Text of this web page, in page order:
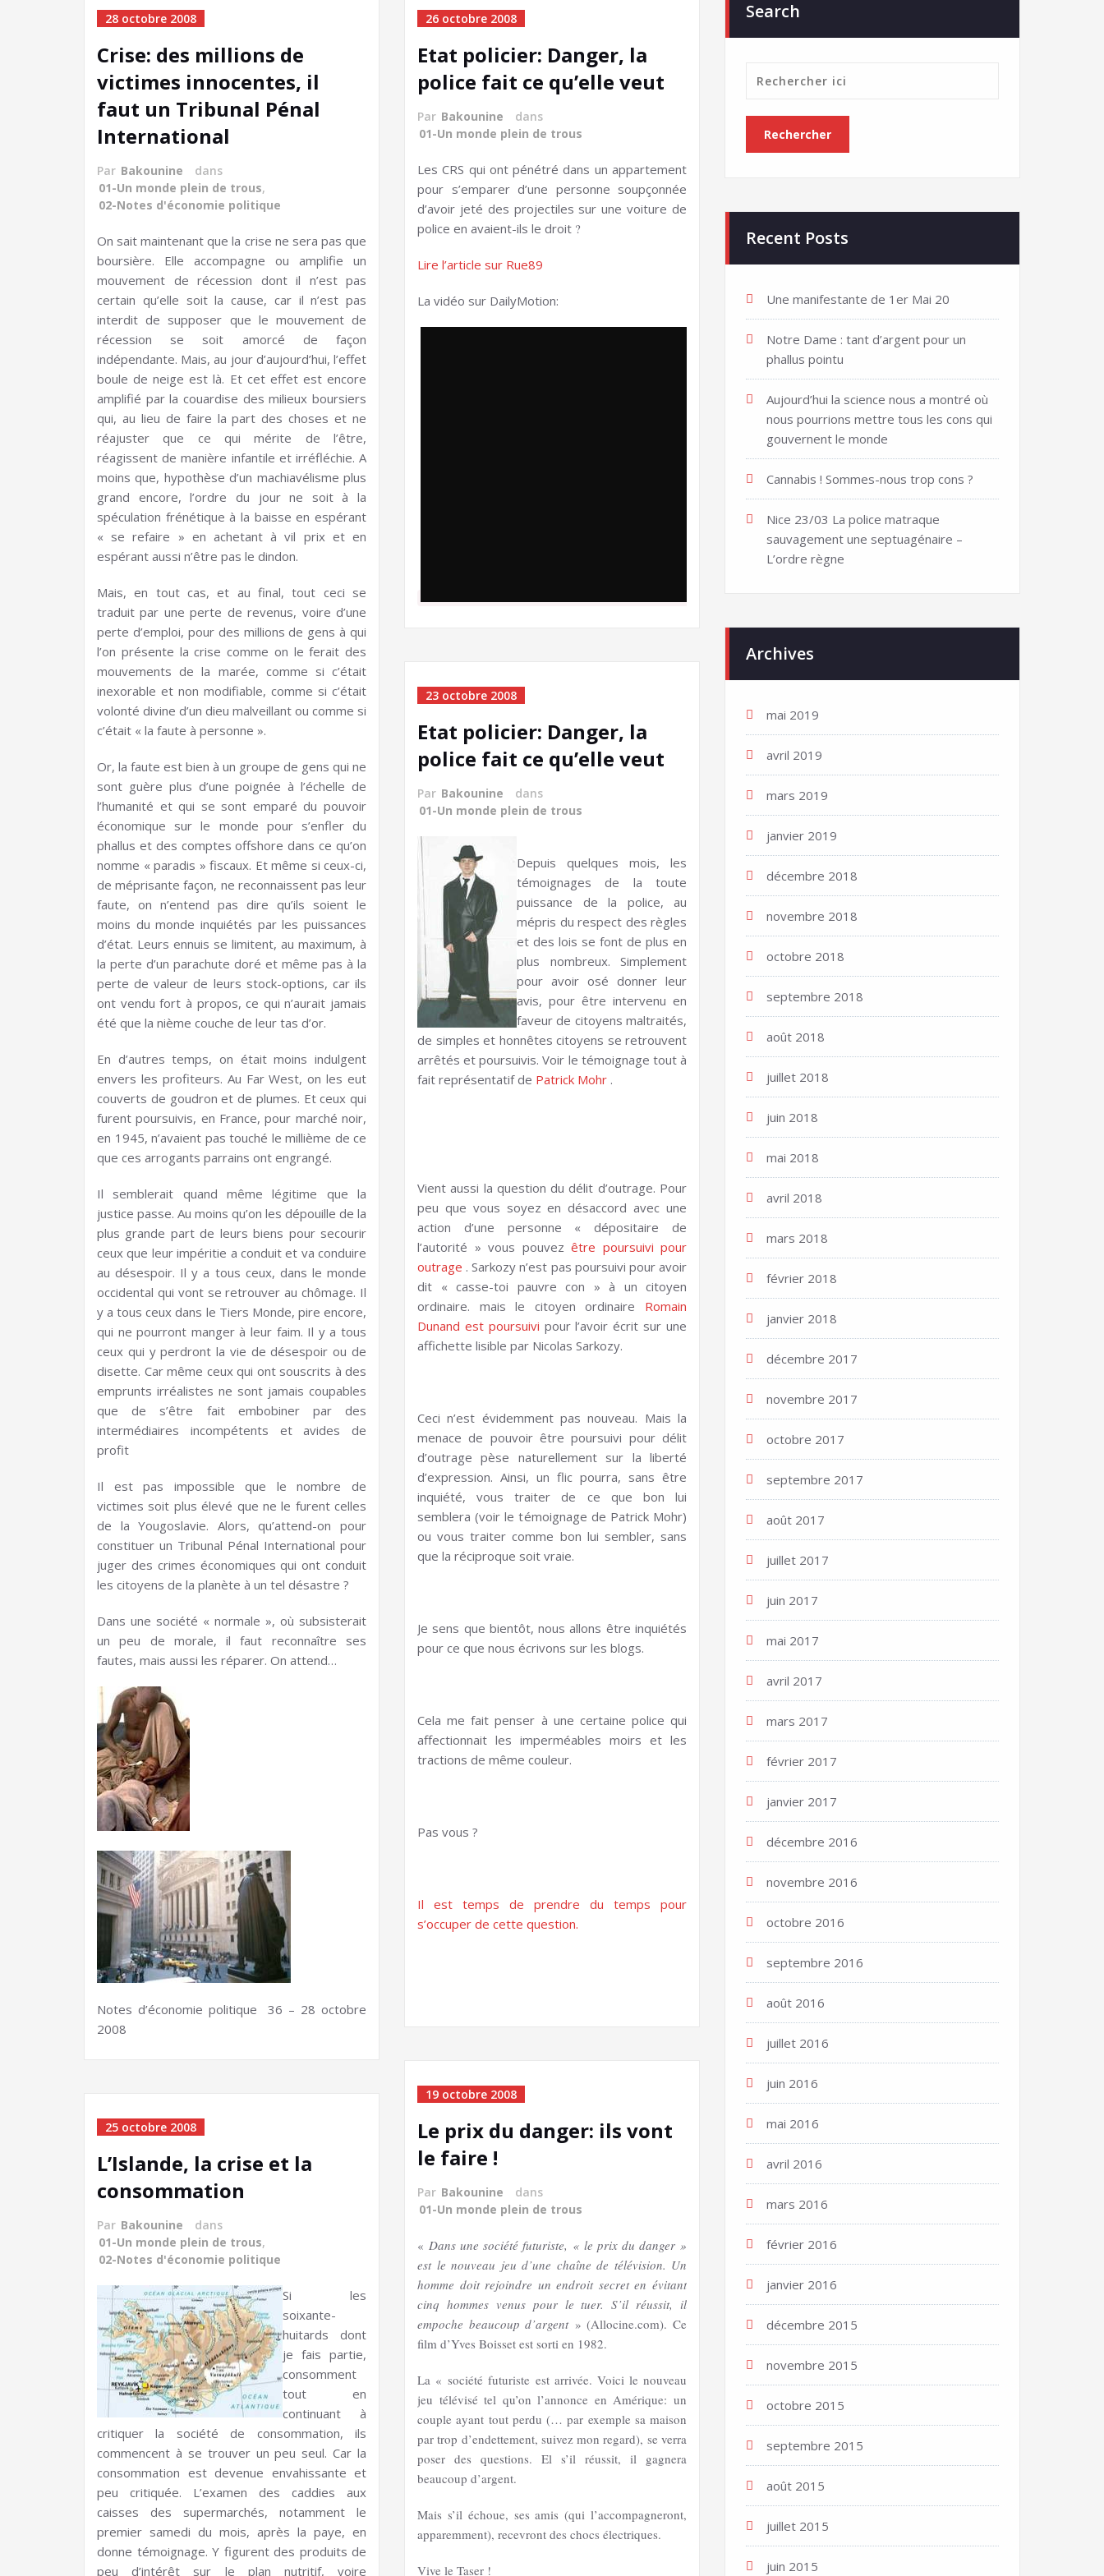
28 octobre 2008
Crise: des millions de
victimes innocentes, il
faut un Tribunal Pénal
International
Par Bakounine
dans
01-Un monde plein de trous,
02-Notes d'économie politique
On sait maintenant que la crise ne sera pas que
boursière. Elle accompagne ou amplifie un
mouvement de récession dont il n’est pas
certain qu’elle soit la cause, car il n’est pas
interdit de supposer que le mouvement de
récession se soit amorcé de façon
indépendante. Mais, au jour d’aujourd’hui, l’effet
boule de neige est là. Et cet effet est encore
amplifié par la couardise des milieux boursiers
qui, au lieu de faire la part des choses et ne
réajuster que ce qui mérite de l’être,
réagissent de manière infantile et irréfléchie. A
moins que, hypothèse d’un machiavélisme plus
grand encore, l’ordre du jour ne soit à la
spéculation frénétique à la baisse en espérant
« se refaire » en achetant à vil prix et en
espérant aussi n’être pas le dindon.
Mais, en tout cas, et au final, tout ceci se
traduit par une perte de revenus, voire d’une
perte d’emploi, pour des millions de gens à qui
l’on présente la crise comme on le ferait des
mouvements de la marée, comme si c’était
inexorable et non modifiable, comme si c’était
volonté divine d’un dieu malveillant ou comme si
c’était « la faute à personne ».
Or, la faute est bien à un groupe de gens qui ne
sont guère plus d’une poignée à l’échelle de
l’humanité et qui se sont emparé du pouvoir
économique sur le monde pour s’enfler du
phallus et des comptes offshore dans ce qu’on
nomme « paradis » fiscaux. Et même si ceux-ci,
de méprisante façon, ne reconnaissent pas leur
faute, on n’entend pas dire qu’ils soient le
moins du monde inquiétés par les puissances
d’état. Leurs ennuis se limitent, au maximum, à
la perte d’un parachute doré et même pas à la
perte de valeur de leurs stock-options, car ils
ont vendu fort à propos, ce qui n’aurait jamais
été que la nième couche de leur tas d’or.
En d’autres temps, on était moins indulgent
envers les profiteurs. Au Far West, on les eut
couverts de goudron et de plumes. Et ceux qui
furent poursuivis, en France, pour marché noir,
en 1945, n’avaient pas touché le millième de ce
que ces arrogants parrains ont engrangé.
Il semblerait quand même légitime que la
justice passe. Au moins qu’on les dépouille de la
plus grande part de leurs biens pour secourir
ceux que leur impéritie a conduit et va conduire
au désespoir. Il y a tous ceux, dans le monde
occidental qui vont se retrouver au chômage. Il
y a tous ceux dans le Tiers Monde, pire encore,
qui ne pourront manger à leur faim. Il y a tous
ceux qui y perdront la vie de désespoir ou de
disette. Car même ceux qui ont souscrits à des
emprunts irréalistes ne sont jamais coupables
que de s’être fait embobiner par des
intermédiaires incompétents et avides de
profit
Il est pas impossible que le nombre de
victimes soit plus élevé que ne le furent celles
de la Yougoslavie. Alors, qu’attend-on pour
constituer un Tribunal Pénal International pour
juger des crimes économiques qui ont conduit
les citoyens de la planète à un tel désastre ?
Dans une société « normale », où subsisterait
un peu de morale, il faut reconnaître ses
fautes, mais aussi les réparer. On attend…
Notes d’économie politique 36 – 28 octobre
2008
25 octobre 2008
L’Islande, la crise et la
consommation
Par Bakounine
dans
01-Un monde plein de trous,
02-Notes d'économie politique
Si les
soixante-
huitards dont
je fais partie,
consomment
tout en
continuant à
critiquer la société de consommation, ils
commencent à se trouver un peu seul. Car la
consommation est devenue envahissante et
peu critiquée. L’examen des caddies aux
caisses des supermarchés, notamment le
premier samedi du mois, après la paye, en
donne témoignage. Y figurent des produits de
peu d’intérêt sur le plan nutritif, voire
26 octobre 2008
Etat policier: Danger, la
police fait ce qu’elle veut
Par Bakounine
dans
01-Un monde plein de trous
Les CRS qui ont pénétré dans un appartement
pour s’emparer d’une personne soupçonnée
d’avoir jeté des projectiles sur une voiture de
police en avaient-ils le droit ?
Lire l’article sur Rue89
La vidéo sur DailyMotion:
23 octobre 2008
Etat policier: Danger, la
police fait ce qu’elle veut
Par Bakounine
dans
01-Un monde plein de trous
Depuis quelques mois, les
témoignages de la toute
puissance de la police, au
mépris du respect des règles
et des lois se font de plus en
plus nombreux. Simplement
pour avoir osé donner leur
avis, pour être intervenu en
faveur de citoyens maltraités,
de simples et honnêtes citoyens se retrouvent
arrêtés et poursuivis. Voir le témoignage tout à
fait représentatif de Patrick Mohr .
Vient aussi la question du délit d’outrage. Pour
peu que vous soyez en désaccord avec une
action d’une personne « dépositaire de
l’autorité » vous pouvez être poursuivi pour
outrage . Sarkozy n’est pas poursuivi pour avoir
dit « casse-toi pauvre con » à un citoyen
ordinaire. mais le citoyen ordinaire Romain
Dunand est poursuivi pour l’avoir écrit sur une
affichette lisible par Nicolas Sarkozy.
Ceci n’est évidemment pas nouveau. Mais la
menace de pouvoir être poursuivi pour délit
d’outrage pèse naturellement sur la liberté
d’expression. Ainsi, un flic pourra, sans être
inquiété, vous traiter de ce que bon lui
semblera (voir le témoignage de Patrick Mohr)
ou vous traiter comme bon lui sembler, sans
que la réciproque soit vraie.
Je sens que bientôt, nous allons être inquiétés
pour ce que nous écrivons sur les blogs.
Cela me fait penser à une certaine police qui
affectionnait les imperméables moirs et les
tractions de même couleur.
Pas vous ?
Il est temps de prendre du temps pour
s’occuper de cette question.
19 octobre 2008
Le prix du danger: ils vont
le faire !
Par Bakounine
dans
01-Un monde plein de trous
«Dans une société futuriste, « le prix du danger »
est le nouveau jeu d’une chaîne de télévision. Un
homme doit rejoindre un endroit secret en évitant
cinq hommes venus pour le tuer. S’il réussit, il
empoche beaucoup d’argent» (Allocine.com). Ce
film d’Yves Boisset est sorti en 1982.
La « société futuriste est arrivée. Voici le nouveau
jeu télévisé tel qu’on l’annonce en Amérique: un
couple ayant tout perdu (… par exemple sa maison
par trop d’endettement, suivez mon regard), se verra
poser des questions. El s’il réussit, il gagnera
beaucoup d’argent.
Mais s’il échoue, ses amis (qui l’accompagneront,
apparemment), recevront des chocs électriques.
Vive le Taser !
Search
Recent Posts
Une manifestante de 1er Mai 20
Notre Dame : tant d’argent pour un
phallus pointu
Aujourd’hui la science nous a montré où
nous pourrions mettre tous les cons qui
gouvernent le monde
Cannabis ! Sommes-nous trop cons ?
Nice 23/03 La police matraque
sauvagement une septuagénaire –
L’ordre règne
Archives
mai 2019
avril 2019
mars 2019
janvier 2019
décembre 2018
novembre 2018
octobre 2018
septembre 2018
août 2018
juillet 2018
juin 2018
mai 2018
avril 2018
mars 2018
février 2018
janvier 2018
décembre 2017
novembre 2017
octobre 2017
septembre 2017
août 2017
juillet 2017
juin 2017
mai 2017
avril 2017
mars 2017
février 2017
janvier 2017
décembre 2016
novembre 2016
octobre 2016
septembre 2016
août 2016
juillet 2016
juin 2016
mai 2016
avril 2016
mars 2016
février 2016
janvier 2016
décembre 2015
novembre 2015
octobre 2015
septembre 2015
août 2015
juillet 2015
juin 2015